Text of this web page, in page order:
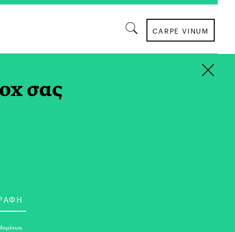
CARPE VINUM
Ταξιδεύουν Με Το
Τέχνης Και Τη
σας
×